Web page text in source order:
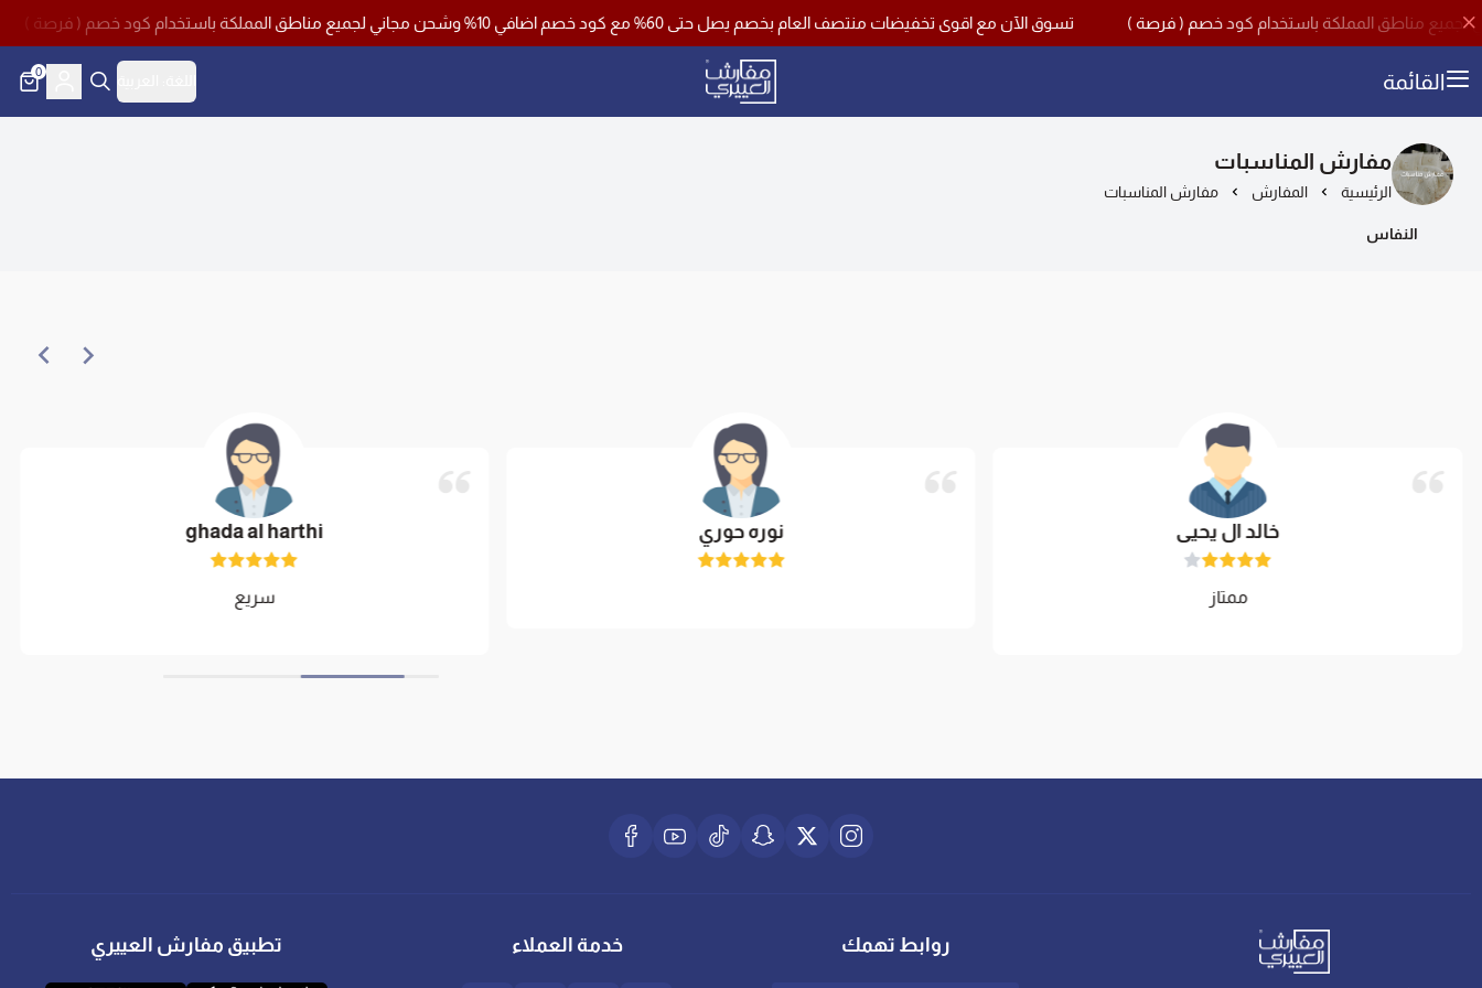
تسوق الآن مع اقوى تخفيضات منتصف العام بخصم يصل حتى 60% مع كود خصم اضافي 10% وشحن مجاني لجميع مناطق المملكة باستخدام كود خصم ( فرصة )
القائمة مفارش العييري
0
مفارش المناسبات
الرئيسية المفارش مفارش المناسبات
النفاس
خالد ال يحيى
ممتاز
نوره حوري ghada al harthi
سريع
روابط تهمك خدمة العملاء تطبيق مفارش العييري